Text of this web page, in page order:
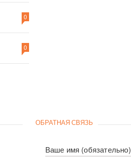
0
0
ОБРАТНАЯ СВЯЗЬ
Ваше имя (обязательно)